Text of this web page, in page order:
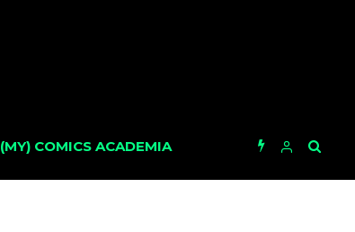
(MY) COMICS ACADEMIA